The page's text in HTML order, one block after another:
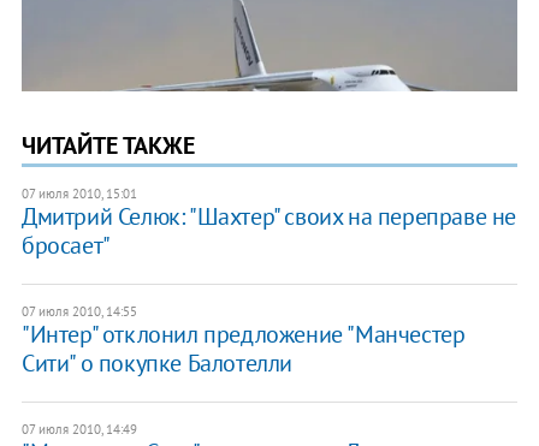
ЧИТАЙТЕ ТАКЖЕ
07 июля 2010, 15:01
Дмитрий Селюк: "Шахтер" своих на переправе не
бросает"
07 июля 2010, 14:55
"Интер" отклонил предложение "Манчестер
Сити" о покупке Балотелли
07 июля 2010, 14:49